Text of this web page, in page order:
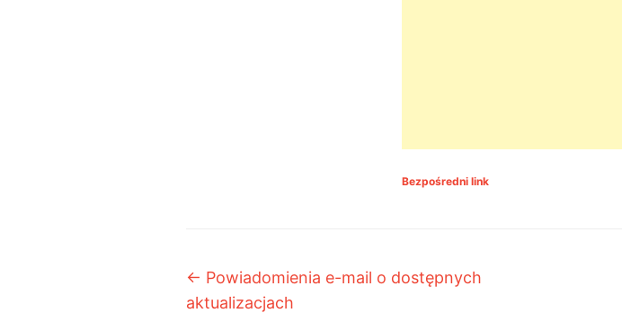
Bezpośredni link
Post navigation
← Powiadomienia e-mail o dostępnych
aktualizacjach